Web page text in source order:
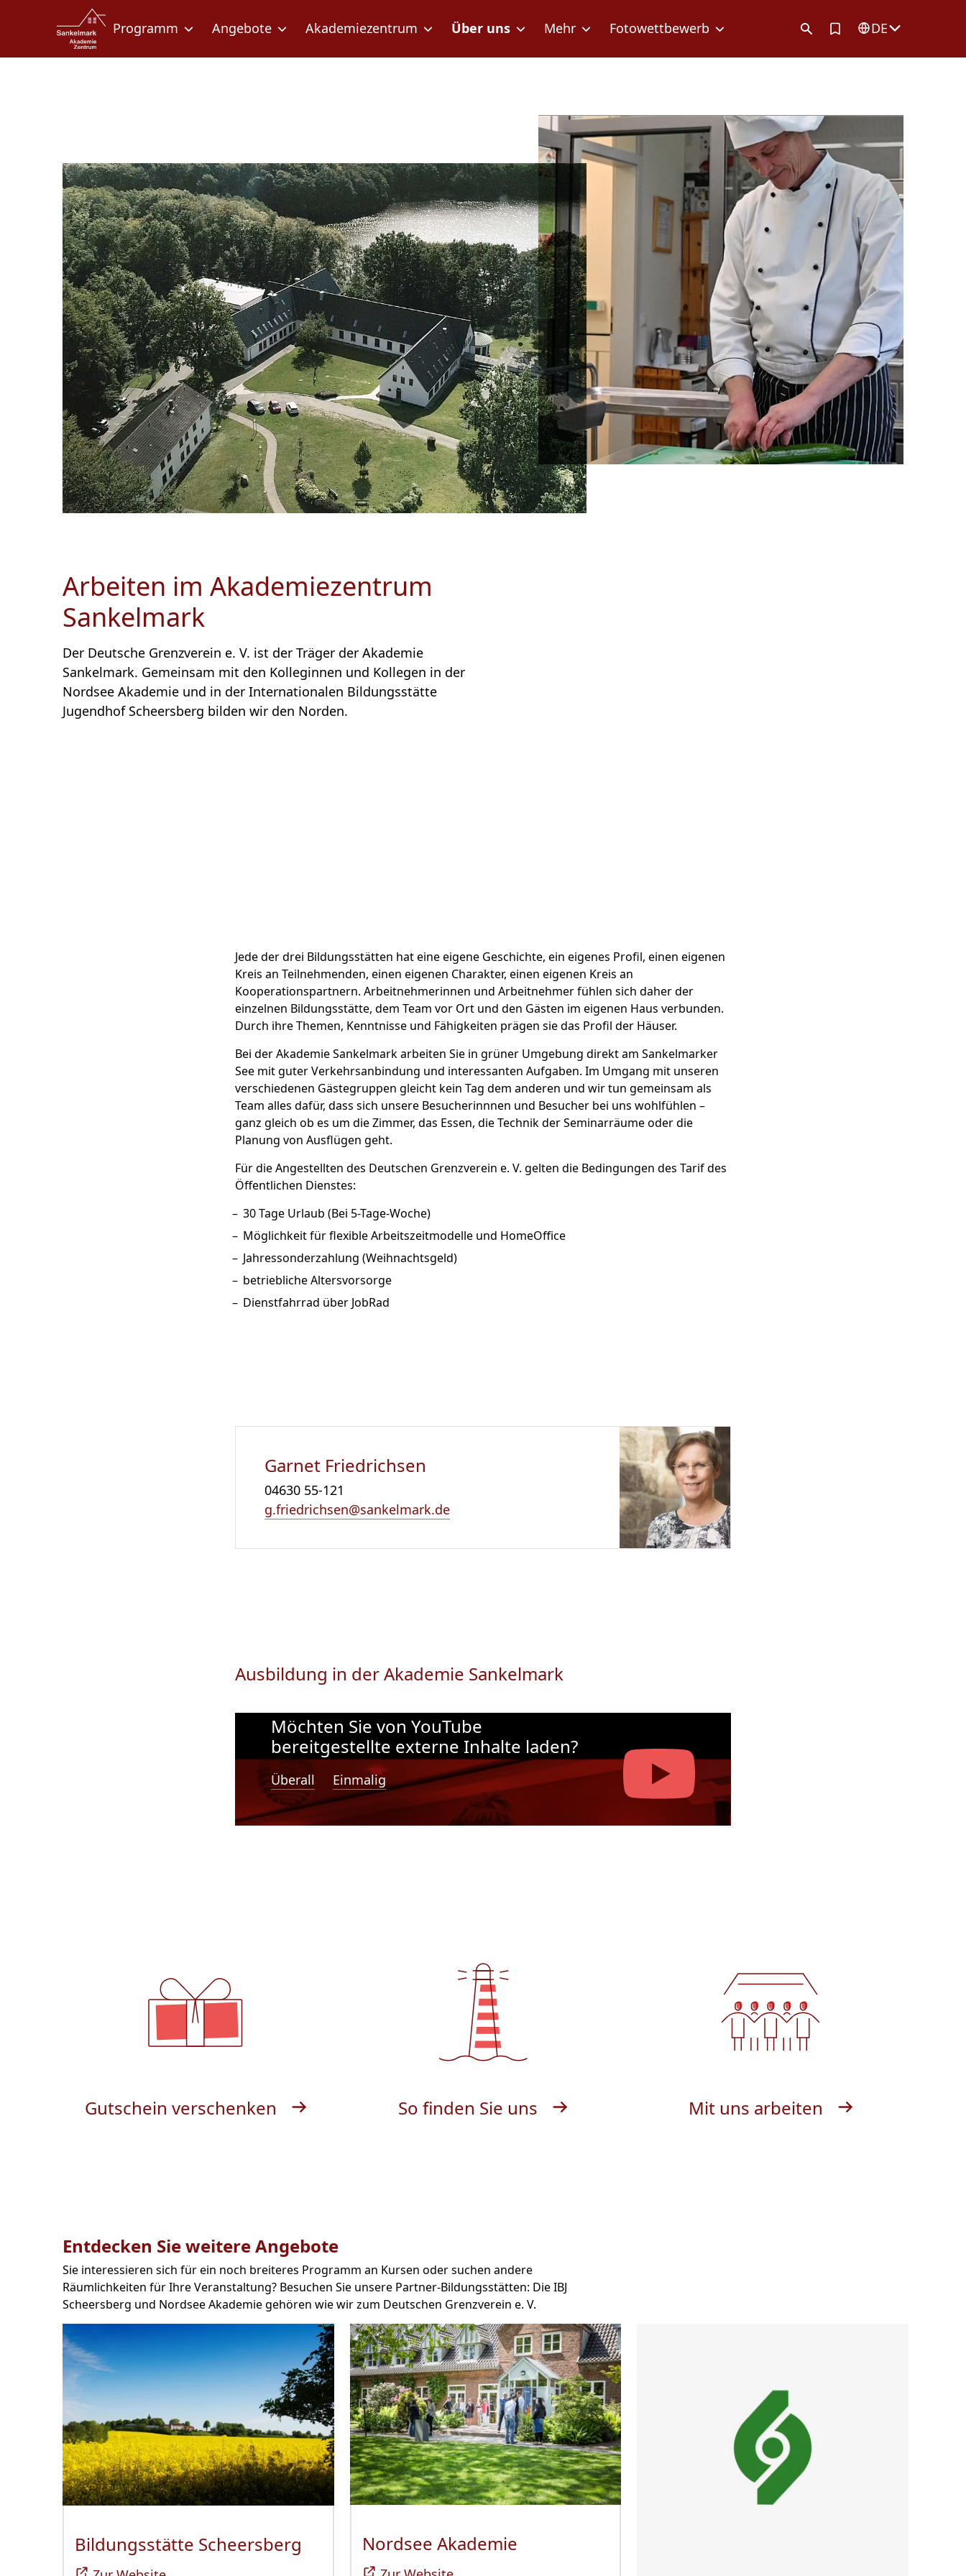
Zum Inhalt springen
Zur Fußzeile springen
Programm Angebote Akademiezentrum Über uns Mehr Fotowettbewerb Artikel in Merkliste
DE
Arbeiten im Akademiezentrum
Sankelmark
Der Deutsche Grenzverein e. V. ist der Träger der Akademie
Sankelmark. Gemeinsam mit den Kolleginnen und Kollegen in der
Nordsee Akademie und in der Internationalen Bildungsstätte
Jugendhof Scheersberg bilden wir den Norden.
Jede der drei Bildungsstätten hat eine eigene Geschichte, ein eigenes Profil, einen eigenen
Kreis an Teilnehmenden, einen eigenen Charakter, einen eigenen Kreis an
Kooperationspartnern. Arbeitnehmerinnen und Arbeitnehmer fühlen sich daher der
einzelnen Bildungsstätte, dem Team vor Ort und den Gästen im eigenen Haus verbunden.
Durch ihre Themen, Kenntnisse und Fähigkeiten prägen sie das Profil der Häuser.
Bei der Akademie Sankelmark arbeiten Sie in grüner Umgebung direkt am Sankelmarker
See mit guter Verkehrsanbindung und interessanten Aufgaben. Im Umgang mit unseren
verschiedenen Gästegruppen gleicht kein Tag dem anderen und wir tun gemeinsam als
Team alles dafür, dass sich unsere Besucherinnnen und Besucher bei uns wohlfühlen ­–
ganz gleich ob es um die Zimmer, das Essen, die Technik der Seminarräume oder die
Planung von Ausflügen geht.
Für die Angestellten des Deutschen Grenzverein e. V. gelten die Bedingungen des Tarif des
Öffentlichen Dienstes:
30 Tage Urlaub (Bei 5-Tage-Woche)
Möglichkeit für flexible Arbeitszeitmodelle und HomeOffice
Jahressonderzahlung (Weihnachtsgeld)
betriebliche Altersvorsorge
Dienstfahrrad über JobRad
Garnet Friedrichsen
04630 55-121
g.friedrichsen@sankelmark.de
Ausbildung in der Akademie Sankelmark
Möchten Sie von YouTube
bereitgestellte externe Inhalte laden?
Überall Einmalig
Gutschein verschenken So finden Sie uns Mit uns arbeiten
Entdecken Sie weitere Angebote
Sie interessieren sich für ein noch breiteres Programm an Kursen oder suchen andere
Räumlichkeiten für Ihre Veranstaltung? Besuchen Sie unsere Partner-Bildungsstätten: Die IBJ
Scheersberg und Nordsee Akademie gehören wie wir zum Deutschen Grenzverein e. V.
Bildungsstätte Scheersberg (Öffnet sich in neuem Fenster)
Nordsee Akademie